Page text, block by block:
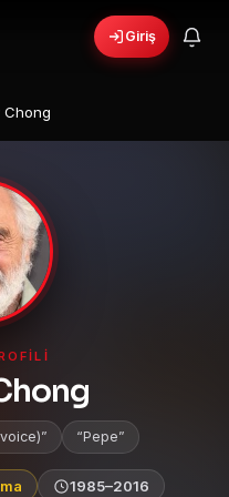
Giriş
Chong
Pepe
1985–2016